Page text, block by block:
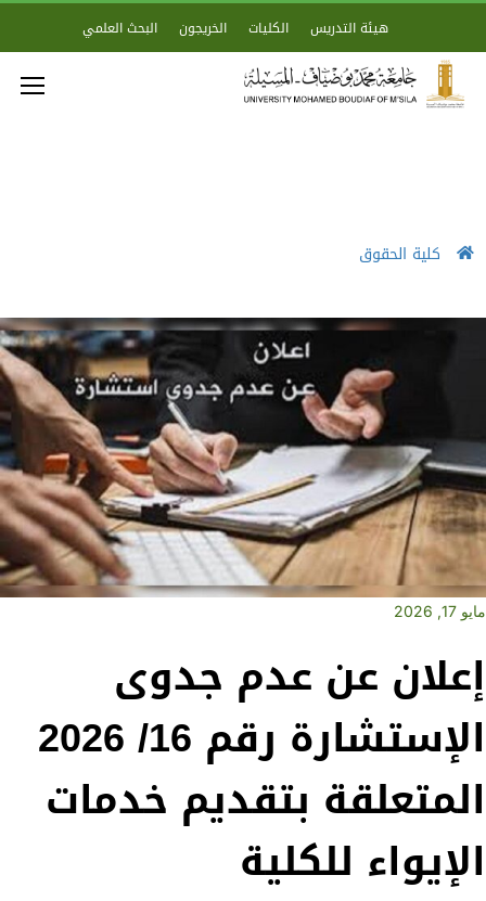
هيئة التدريس الكليات الخريجون البحث العلمي
كلية الحقوق
مايو 17, 2026
إعلان عن عدم جدوى
الإستشارة رقم 16/ 2026
المتعلقة بتقديم خدمات
الإيواء للكلية